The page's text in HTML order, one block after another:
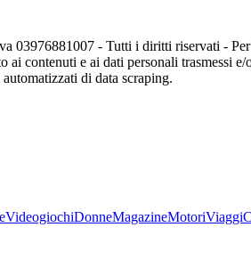
03976881007 - Tutti i diritti riservati -
ai contenuti e ai dati personali trasmessi
di data scraping.
VideogiochiDonneMagazineMotoriViaggi